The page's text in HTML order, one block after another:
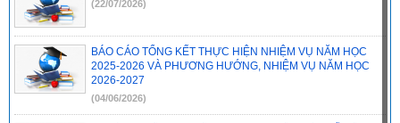
888/TB-UBND(31/08/2022)
2397/QĐ-UBND (26/08/2022)
31/2022/NQ-HĐND(16/08/2022)
(22/07/2026)
BÁO CÁO TỔNG KẾT THỰC HIỆN NHIỆM VỤ NĂM HỌC
2025-2026 VÀ PHƯƠNG HƯỚNG, NHIỆM VỤ NĂM HỌC
2026-2027
(04/06/2026)